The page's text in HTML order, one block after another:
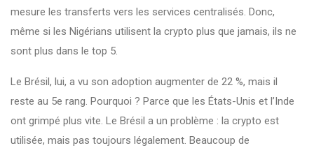
mesure les transferts vers les services centralisés. Donc,
même si les Nigérians utilisent la crypto plus que jamais, ils ne
sont plus dans le top 5.
Le Brésil, lui, a vu son adoption augmenter de 22 %, mais il
reste au 5e rang. Pourquoi ? Parce que les États-Unis et l’Inde
ont grimpé plus vite. Le Brésil a un problème : la crypto est
utilisée, mais pas toujours légalement. Beaucoup de